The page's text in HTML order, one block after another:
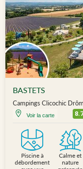
BASTETS
Campings Clicochic
Voir la carte
Piscine à
débordement
Calme et
nature